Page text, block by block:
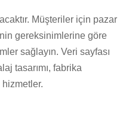
Müşteriler için pazar
gereksinimlerine göre
sağlayın. Veri sayfası
tasarımı, fabrika